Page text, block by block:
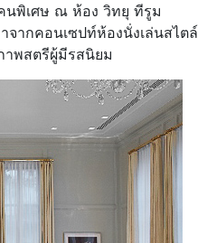
นพิเศษ ณ ห้อง วิทยุ ทีรูม
จากคอนเซปท์ห้องนั่งเล่นสไตล์
าพสตรีผู้มีรสนิยม